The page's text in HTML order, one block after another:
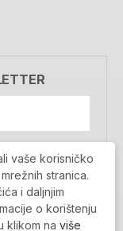
u bazu
vaše korisničko
stranica.
i daljnjim
o korištenju
klikom na više